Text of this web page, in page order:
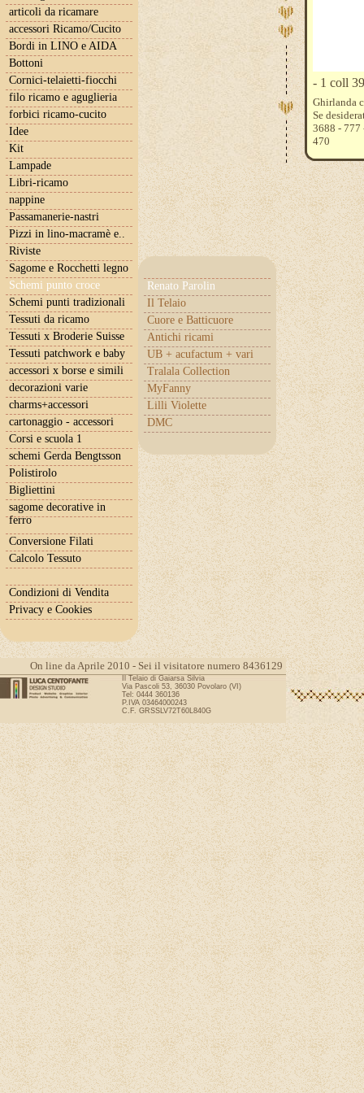
articoli da ricamare
accessori Ricamo/Cucito
Bordi in LINO e AIDA
Bottoni
Cornici-telaietti-fiocchi
filo ricamo e aguglieria
forbici ricamo-cucito
Idee
Kit
Lampade
Libri-ricamo
nappine
Passamanerie-nastri
Pizzi in lino-macramè e..
Riviste
Sagome e Rocchetti legno
Schemi punto croce
Renato Parolin
Il Telaio
Cuore e Batticuore
Antichi ricami
UB + acufactum + vari
Tralala Collection
MyFanny
Lilli Violette
DMC
Schemi punti tradizionali
Tessuti da ricamo
Tessuti x Broderie Suisse
Tessuti patchwork e baby
accessori x borse e simili
decorazioni varie
charms+accessori
cartonaggio - accessori
Corsi e scuola 1
schemi Gerda Bengtsson
Polistirolo
Bigliettini
sagome decorative in
ferro
Conversione Filati
Calcolo Tessuto
Condizioni di Vendita
Privacy e Cookies
- 1 coll
Ghirlanda
Se
3688 - 777
470
On line da Aprile 2010 - Sei il visitatore numero 8436129
Il Telaio di Gaiarsa Silvia
Via Pascoli 53, 36030 Povolaro (VI)
Tel: 0444 360136
P.IVA 03464000243
C.F. GRSSLV72T60L840G